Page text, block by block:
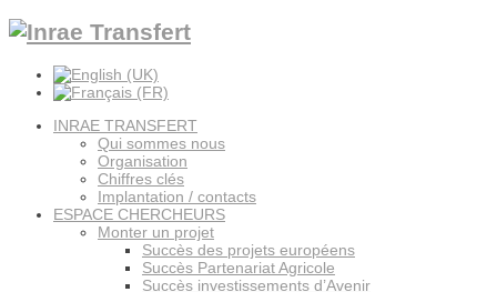
INRAE TRANSFERT
Qui sommes nous
Organisation
Chiffres clés
Implantation / contacts
ESPACE CHERCHEURS
Monter un projet
Succès des projets européens
Succès Partenariat Agricole
Succès investissements d’Avenir